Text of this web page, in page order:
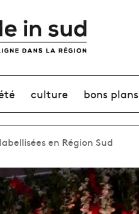
culture bons plans
en Région Sud